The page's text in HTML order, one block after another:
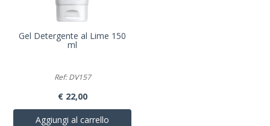
Gel Detergente al Lime 150
ml
Ref: DV157
€ 22,00
Aggiungi al carrello